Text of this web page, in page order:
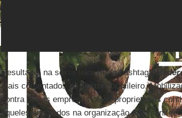
Resultado: na sexta-feira (6), a hashtag
mais comentados do Twitter
brasileiro.
contra outras empresas cujos proprietários
aqueles engajados na organização das